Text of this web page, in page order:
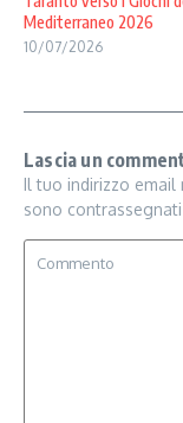
Mediterraneo 2026
10/07/2026
Lascia un
Il tuo indirizzo email
sono contrassegnati